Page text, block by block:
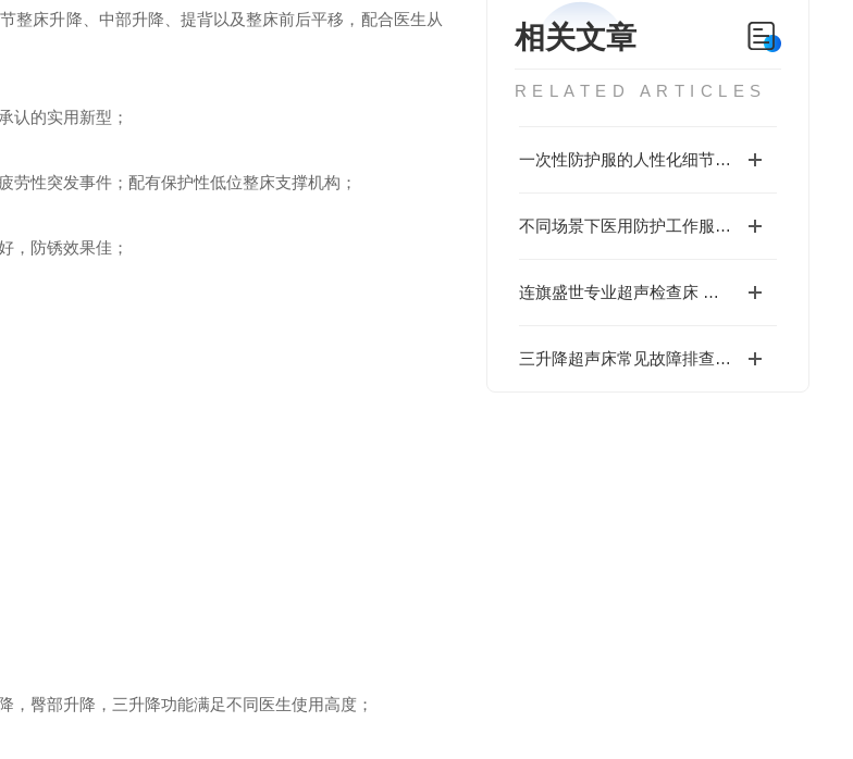
相关文章
RELATED ARTICLES
一次性防护服的人性化细节与工艺升级
不同场景下医用防护工作服的选用标准
连旗盛世专业超声检查床 多款机型满足医疗诊疗需求
三升降超声床常见故障排查：升降系统、超声模块问题处理
整床升降、中部升降、提背以及整床前后平移，配合医生从
认的实用新型；
性突发事件；配有保护性低位整床支撑机构；
，防锈效果佳；
臀部升降，三升降功能满足不同医生使用高度；